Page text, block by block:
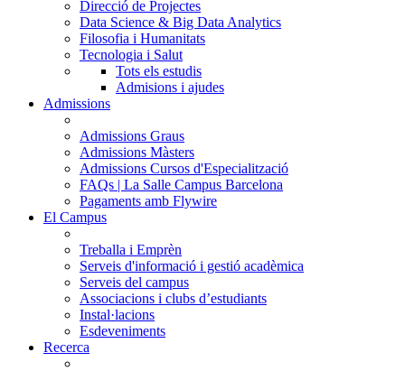
Direcció de Projectes
Data Science & Big Data Analytics
Filosofia i Humanitats
Tecnologia i Salut
Tots els estudis
Admisions i ajudes
Admissions
Admissions Graus
Admissions Màsters
Admissions Cursos d'Especialització
FAQs | La Salle Campus Barcelona
Pagaments amb Flywire
El Campus
Treballa i Emprèn
Serveis d'informació i gestió acadèmica
Serveis del campus
Associacions i clubs d’estudiants
Instal·lacions
Esdeveniments
Recerca